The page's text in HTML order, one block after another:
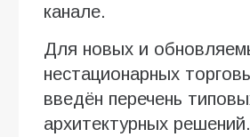
канале.
Для новых и
нестационарных
введён перечень
архитектурных решений.